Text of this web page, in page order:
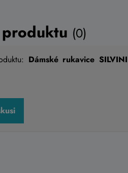
(0)
Dámské rukavice